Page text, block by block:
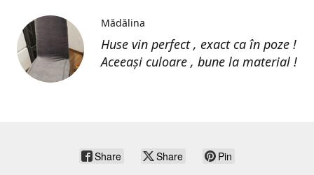
Huse vin perfect , exact ca în poze !
Aceeași culoare , bune la material !
Mădălina
Share Share Pin